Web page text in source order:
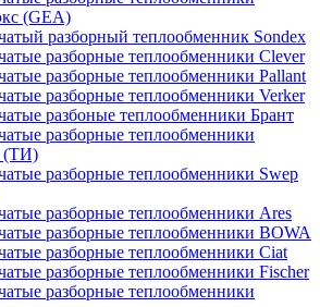
(GEA)
разборный теплообменник Sondex
разборные теплообменники Clever
разборные теплообменники Pallant
разборные теплообменники Verker
разбоные теплообменники Брант
разборные теплообменники
(ТИ)
разборные теплообменники Swep
разборные теплообменники Ares
разборные теплообменники BOWA
разборные теплообменники Ciat
разборные теплообменники Fischer
разборные теплообменники